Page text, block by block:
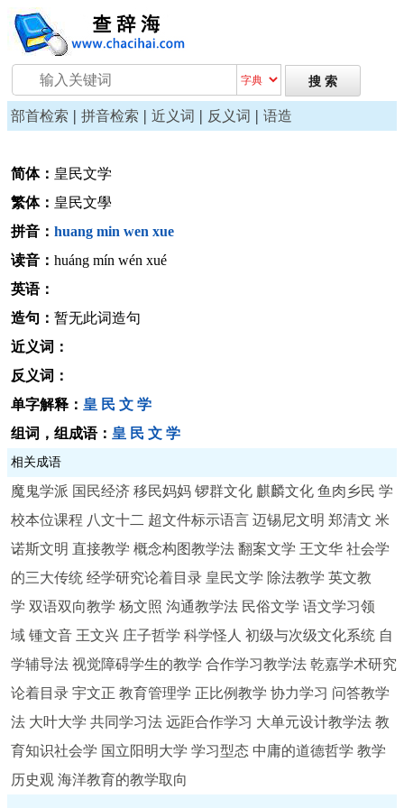
部首检索 | 拼音检索 | 近义词 | 反义词 | 语造
简体： 皇民文学
繁体： 皇民文學
拼音： huang min wen xue
读音： huáng mín wén xué
英语：
造句： 暂无此词造句
近义词：
反义词：
单字解释： 皇 民 文 学
组词，组成语： 皇 民 文 学
相关成语
魔鬼学派 国民经济 移民妈妈 锣群文化 麒麟文化 鱼肉乡民 学
校本位课程 八文十二 超文件标示语言 迈锡尼文明 郑清文 米
诺斯文明 直接教学 概念构图教学法 翻案文学 王文华 社会学
的三大传统 经学研究论着目录 皇民文学 除法教学 英文教
学 双语双向教学 杨文照 沟通教学法 民俗文学 语文学习领
域 锺文音 王文兴 庄子哲学 科学怪人 初级与次级文化系统 自
学辅导法 视觉障碍学生的教学 合作学习教学法 乾嘉学术研究
论着目录 宇文正 教育管理学 正比例教学 协力学习 问答教学
法 大叶大学 共同学习法 远距合作学习 大单元设计教学法 教
育知识社会学 国立阳明大学 学习型态 中庸的道德哲学 教学
历史观 海洋教育的教学取向